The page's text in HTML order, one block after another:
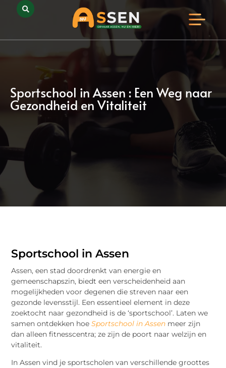
Sportschool in Assen : Een Weg naar
Gezondheid en Vitaliteit
Sportschool in Assen
Assen, een stad doordrenkt van energie en
gemeenschapszin, biedt een verscheidenheid aan
mogelijkheden voor degenen die streven naar een
gezonde levensstijl. Een essentieel element in deze
zoektocht naar gezondheid is de ‘sportschool’. Laten we
samen ontdekken hoeSportschool in Assen meer zijn
dan alleen fitnesscentra; ze zijn de poort naar welzijn en
vitaliteit.
In Assen vind je sportscholen van verschillende groottes